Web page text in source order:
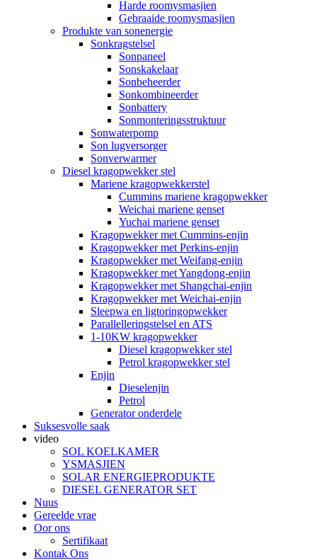
Harde roomysmasjien
Gebraaide roomysmasjien
Produkte van sonenergie
Sonkragstelsel
Sonpaneel
Sonskakelaar
Sonbeheerder
Sonkombineerder
Sonbattery
Sonmonteringsstruktuur
Sonwaterpomp
Son lugversorger
Sonverwarmer
Diesel kragopwekker stel
Mariene kragopwekkerstel
Cummins mariene kragopwekker
Weichai mariene genset
Yuchai mariene genset
Kragopwekker met Cummins-enjin
Kragopwekker met Perkins-enjin
Kragopwekker met Weifang-enjin
Kragopwekker met Yangdong-enjin
Kragopwekker met Shangchai-enjin
Kragopwekker met Weichai-enjin
Sleepwa en ligtoringopwekker
Parallelleringstelsel en ATS
1-10KW kragopwekker
Diesel kragopwekker stel
Petrol kragopwekker stel
Enjin
Dieselenjin
Petrol
Generator onderdele
Suksesvolle saak
video
SOL KOELKAMER
YSMASJIEN
SOLAR ENERGIEPRODUKTE
DIESEL GENERATOR SET
Nuus
Gereelde vrae
Oor ons
Sertifikaat
Kontak Ons